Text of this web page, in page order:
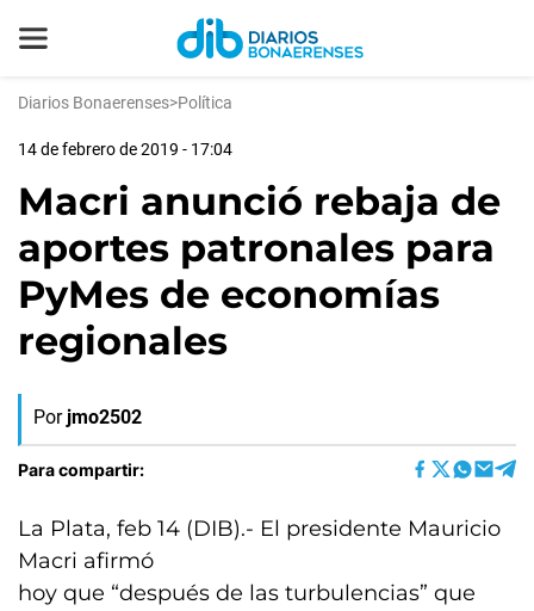
Diarios Bonaerenses>Política
14 de febrero de 2019 - 17:04
Macri anunció rebaja de
aportes patronales para
PyMes de economías
regionales
Por jmo2502
Para compartir:
La Plata, feb 14 (DIB).- El presidente Mauricio
Macri afirmó
hoy que “después de las turbulencias” que